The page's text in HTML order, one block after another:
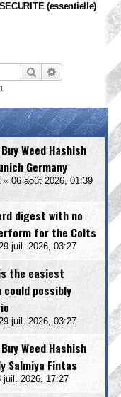
(essentielle)
RechercherRecherche
1
Weed Hashish
Germany
« 06 août 2026, 01:39
digest with no
for the Colts
juil. 2026, 03:27
the easiest
possibly
juil. 2026, 03:27
Weed Hashish
Salmiya Fintas
juil. 2026, 17:27